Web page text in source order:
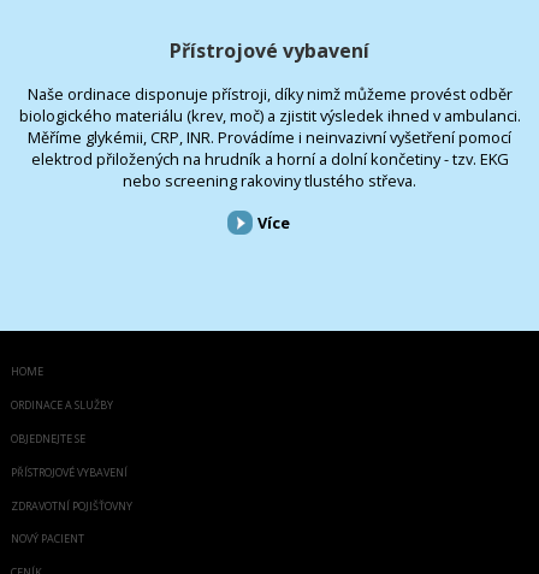
Přístrojové vybavení
Naše ordinace disponuje přístroji, díky nimž můžeme provést odběr
biologického materiálu (krev, moč) a zjistit výsledek ihned v ambulanci.
Měříme glykémii, CRP, INR. Provádíme i neinvazivní vyšetření pomocí
elektrod přiložených na hrudník a horní a dolní končetiny - tzv. EKG
nebo screening rakoviny tlustého střeva.
Více
HOME
ORDINACE A SLUŽBY
OBJEDNEJTE SE
PŘÍSTROJOVÉ VYBAVENÍ
ZDRAVOTNÍ POJIŠŤOVNY
NOVÝ PACIENT